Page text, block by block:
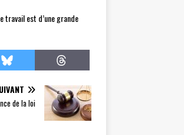
travail est d’une grande
de la loi